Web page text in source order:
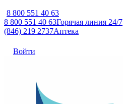
8 800 551 40 63
8 800 551 40 63Горячая линия 24/7
(846) 219 2737Аптека
Войти